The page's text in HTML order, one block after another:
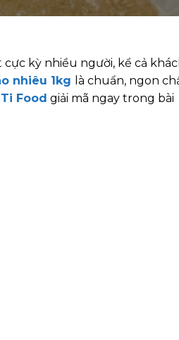
kỳ nhiều người, kể cả
nhiêu 1kg là chuẩn, ngon
Food giải mã ngay trong bài